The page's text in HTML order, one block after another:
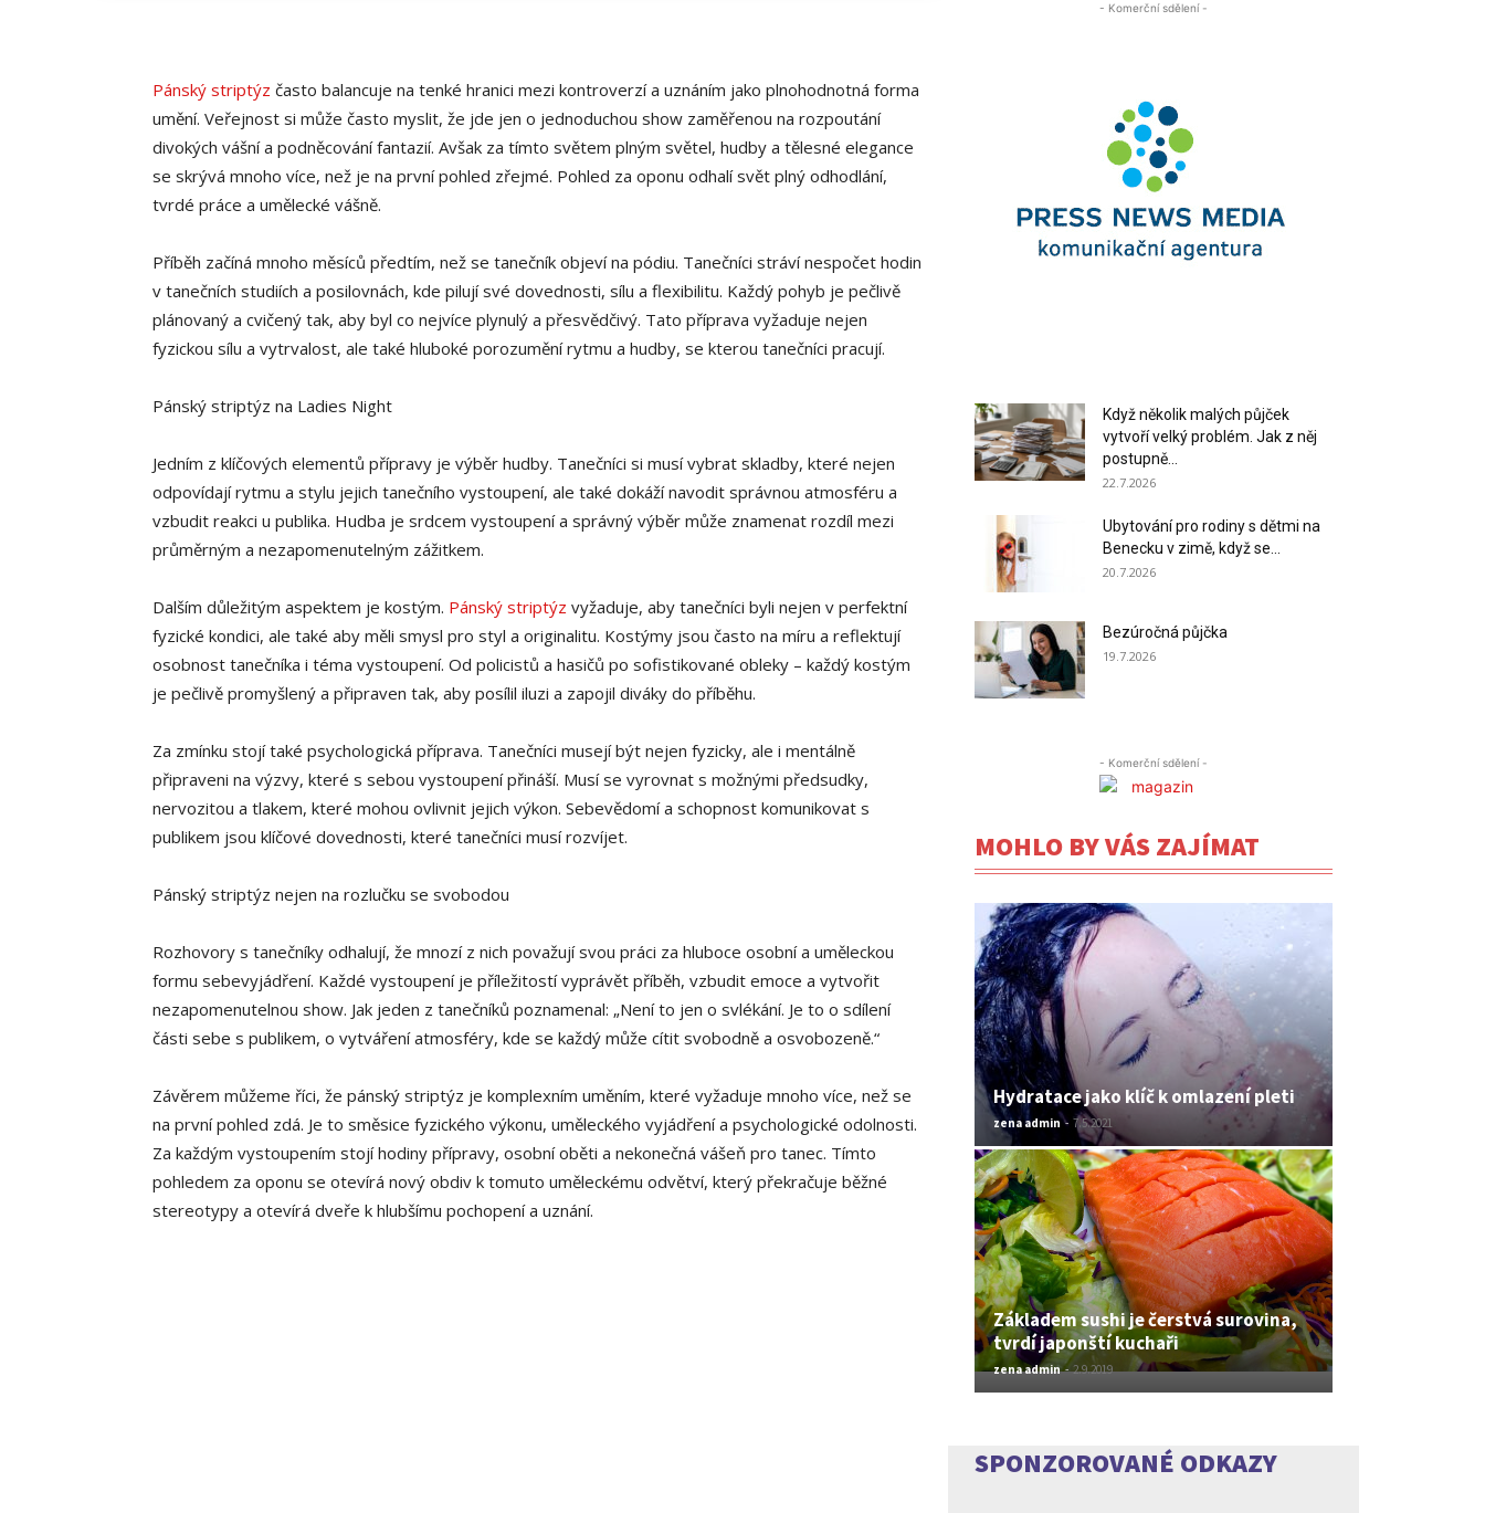
Pánský striptýz často balancuje na tenké hranici mezi kontroverzí a uznáním jako plnohodnotná forma
umění. Veřejnost si může často myslit, že jde jen o jednoduchou show zaměřenou na rozpoutání
divokých vášní a podněcování fantazií. Avšak za tímto světem plným světel, hudby a tělesné elegance
se skrývá mnoho více, než je na první pohled zřejmé. Pohled za oponu odhalí svět plný odhodlání,
tvrdé práce a umělecké vášně.
Příběh začíná mnoho měsíců předtím, než se tanečník objeví na pódiu. Tanečníci stráví nespočet hodin
v tanečních studiích a posilovnách, kde pilují své dovednosti, sílu a flexibilitu. Každý pohyb je pečlivě
plánovaný a cvičený tak, aby byl co nejvíce plynulý a přesvědčivý. Tato příprava vyžaduje nejen
fyzickou sílu a vytrvalost, ale také hluboké porozumění rytmu a hudby, se kterou tanečníci pracují.
Pánský striptýz na Ladies Night
Jedním z klíčových elementů přípravy je výběr hudby. Tanečníci si musí vybrat skladby, které nejen
odpovídají rytmu a stylu jejich tanečního vystoupení, ale také dokáží navodit správnou atmosféru a
vzbudit reakci u publika. Hudba je srdcem vystoupení a správný výběr může znamenat rozdíl mezi
průměrným a nezapomenutelným zážitkem.
Dalším důležitým aspektem je kostým. Pánský striptýz vyžaduje, aby tanečníci byli nejen v perfektní
fyzické kondici, ale také aby měli smysl pro styl a originalitu. Kostýmy jsou často na míru a reflektují
osobnost tanečníka i téma vystoupení. Od policistů a hasičů po sofistikované obleky – každý kostým
je pečlivě promyšlený a připraven tak, aby posílil iluzi a zapojil diváky do příběhu.
Za zmínku stojí také psychologická příprava. Tanečníci musejí být nejen fyzicky, ale i mentálně
připraveni na výzvy, které s sebou vystoupení přináší. Musí se vyrovnat s možnými předsudky,
nervozitou a tlakem, které mohou ovlivnit jejich výkon. Sebevědomí a schopnost komunikovat s
publikem jsou klíčové dovednosti, které tanečníci musí rozvíjet.
Pánský striptýz nejen na rozlučku se svobodou
Rozhovory s tanečníky odhalují, že mnozí z nich považují svou práci za hluboce osobní a uměleckou
formu sebevyjádření. Každé vystoupení je příležitostí vyprávět příběh, vzbudit emoce a vytvořit
nezapomenutelnou show. Jak jeden z tanečníků poznamenal: „Není to jen o svlékání. Je to o sdílení
části sebe s publikem, o vytváření atmosféry, kde se každý může cítit svobodně a osvobozeně.“
Závěrem můžeme říci, že pánský striptýz je komplexním uměním, které vyžaduje mnoho více, než se
na první pohled zdá. Je to směsice fyzického výkonu, uměleckého vyjádření a psychologické odolnosti.
Za každým vystoupením stojí hodiny přípravy, osobní oběti a nekonečná vášeň pro tanec. Tímto
pohledem za oponu se otevírá nový obdiv k tomuto uměleckému odvětví, který překračuje běžné
stereotypy a otevírá dveře k hlubšímu pochopení a uznání.
- Komerční sdělení -
Když několik malých půjček
vytvoří velký problém. Jak z něj
postupně...
22.7.2026
Ubytování pro rodiny s dětmi na
Benecku v zimě, když se...
20.7.2026
Bezúročná půjčka
19.7.2026
- Komerční sdělení -
MOHLO BY VÁS ZAJÍMAT
Hydratace jako klíč k omlazení pleti
zena admin - 7.5.2021
Základem sushi je čerstvá surovina,
tvrdí japonští kuchaři
zena admin - 2.9.2019
SPONZOROVANÉ ODKAZY